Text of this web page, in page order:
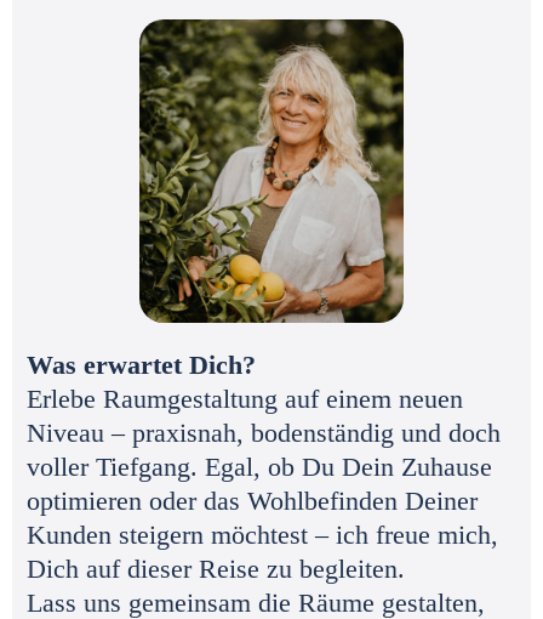
Was erwartet Dich?
Erlebe Raumgestaltung auf einem neuen
Niveau – praxisnah, bodenständig und doch
voller Tiefgang. Egal, ob Du Dein Zuhause
optimieren oder das Wohlbefinden Deiner
Kunden steigern möchtest – ich freue mich,
Dich auf dieser Reise zu begleiten.
Lass uns gemeinsam die Räume gestalten,